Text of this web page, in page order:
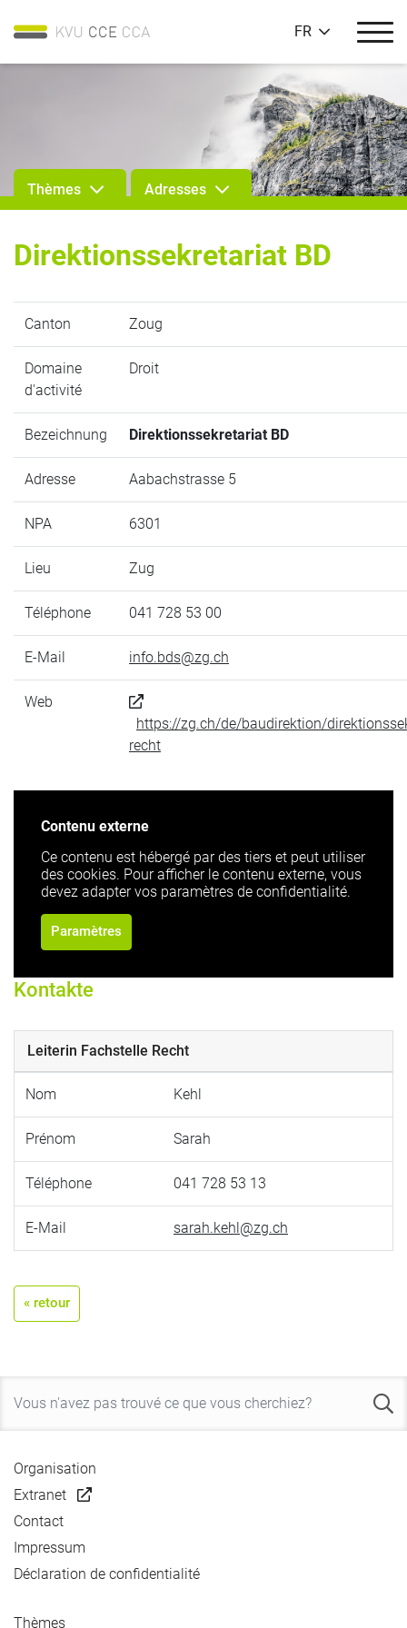
FR
Thèmes Adresses
Direktionssekretariat BD
Canton Zoug
Domaine
d'activité
Droit
Bezeichnung Direktionssekretariat BD
Adresse Aabachstrasse 5
NPA 6301
Lieu Zug
Téléphone 041 728 53 00
E-Mail info.bds@zg.ch
Web
https://zg.ch/de/baudirektion/
recht
Contenu externe
Ce contenu est hébergé par des tiers et peut utiliser
des cookies. Pour afficher le contenu externe, vous
devez adapter vos paramètres de confidentialité.
Paramètres
Kontakte
Leiterin Fachstelle Recht
Nom Kehl
Prénom Sarah
Téléphone 041 728 53 13
E-Mail sarah.kehl@zg.ch
« retour
Organisation
Extranet
Contact
Impressum
Déclaration de confidentialité
Thèmes